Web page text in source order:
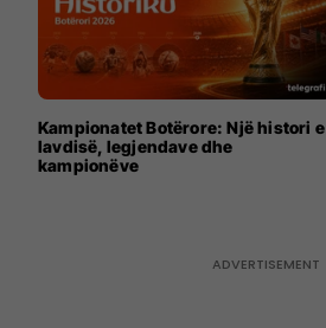
Kampionatet Botërore: Një histori e
lavdisë, legjendave dhe
kampionëve